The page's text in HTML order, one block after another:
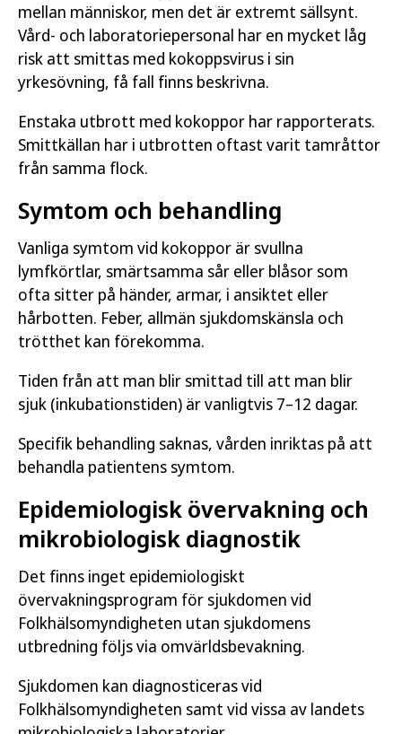
mellan människor, men det är extremt sällsynt.
Vård- och laboratoriepersonal har en mycket låg
risk att smittas med kokoppsvirus i sin
yrkesövning, få fall finns beskrivna.
Enstaka utbrott med kokoppor har rapporterats.
Smittkällan har i utbrotten oftast varit tamråttor
från samma flock.
Symtom och behandling
Vanliga symtom vid kokoppor är svullna
lymfkörtlar, smärtsamma sår eller blåsor som
ofta sitter på händer, armar, i ansiktet eller
hårbotten. Feber, allmän sjukdomskänsla och
trötthet kan förekomma.
Tiden från att man blir smittad till att man blir
sjuk (inkubationstiden) är vanligtvis 7–12 dagar.
Specifik behandling saknas, vården inriktas på att
behandla patientens symtom.
Epidemiologisk övervakning och
mikrobiologisk diagnostik
Det finns inget epidemiologiskt
övervakningsprogram för sjukdomen vid
Folkhälsomyndigheten utan sjukdomens
utbredning följs via omvärldsbevakning.
Sjukdomen kan diagnosticeras vid
Folkhälsomyndigheten samt vid vissa av landets